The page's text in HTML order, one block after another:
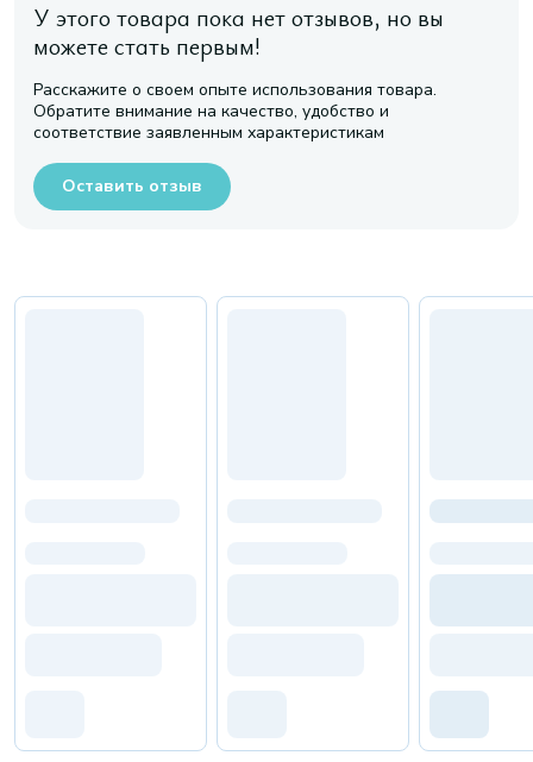
У этого товара пока нет отзывов, но вы
можете стать первым!
Расскажите о своем опыте использования товара.
Обратите внимание на качество, удобство и
соответствие заявленным характеристикам
Оставить отзыв